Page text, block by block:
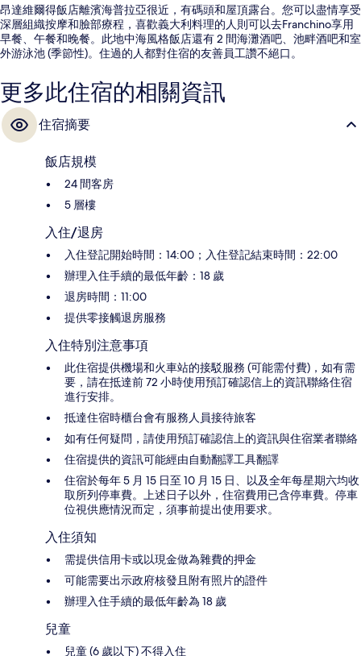
昂達維爾得飯店離濱海普拉亞很近，有碼頭和屋頂露台。您可以盡情享受
深層組織按摩和臉部療程，喜歡義大利料理的人則可以去Franchino享用
早餐、午餐和晚餐。此地中海風格飯店還有 2 間海灘酒吧、池畔酒吧和室
外游泳池 (季節性)。住過的人都對住宿的友善員工讚不絕口。
更多此住宿的相關資訊
住宿摘要
飯店規模
24 間客房
5 層樓
入住/退房
入住登記開始時間：14:00；入住登記結束時間：22:00
辦理入住手續的最低年齡：18 歲
退房時間：11:00
提供零接觸退房服務
入住特別注意事項
此住宿提供機場和火車站的接駁服務 (可能需付費)，如有需
要，請在抵達前 72 小時使用預訂確認信上的資訊聯絡住宿
進行安排。
抵達住宿時櫃台會有服務人員接待旅客
如有任何疑問，請使用預訂確認信上的資訊與住宿業者聯絡
住宿提供的資訊可能經由自動翻譯工具翻譯
住宿於每年 5 月 15 日至 10 月 15 日、以及全年每星期六均收
取所列停車費。上述日子以外，住宿費用已含停車費。停車
位視供應情況而定，須事前提出使用要求。
入住須知
需提供信用卡或以現金做為雜費的押金
可能需要出示政府核發且附有照片的證件
辦理入住手續的最低年齡為 18 歲
兒童
兒童 (6 歲以下) 不得入住